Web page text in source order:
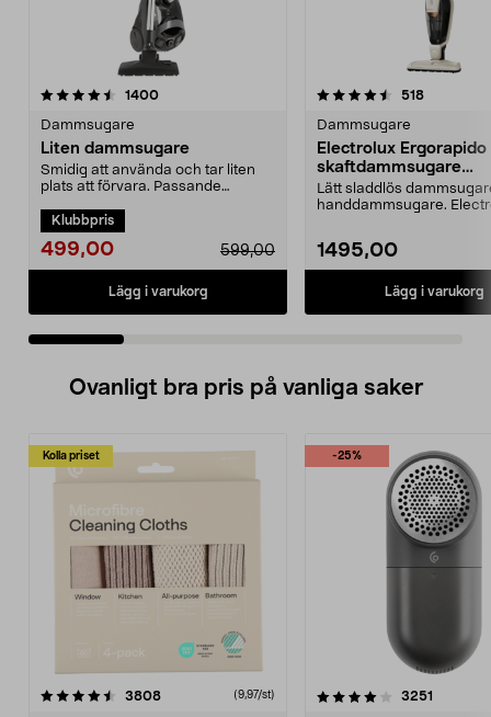
1400recensioner
Dammsugare
Liten dammsugare
Smidig att använda och tar liten
plats att förvara. Passande
Klubbpris
499,00 599,00
Lägg i varukorg
4.5 av 5 stjärnor 518
Dammsugare
Electrolux
skaftdammsugare
EERC73SW
Lätt sladdlös
handdammsugare.
1495,00
Lägg i varukorg
4.0 av 5 stjärnor
Ovanligt bra pris på vanliga saker
Kolla priset
3808recensioner (9,97/st)
-25%
4.0av 5 stjärnor 3251
4.5av 5 stjärnor